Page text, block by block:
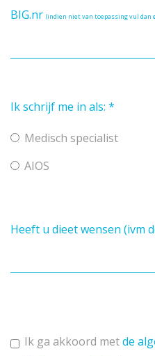
BIG.nr (indien niet van toepassing vul dan
Ik schrijf me in als: *
Medisch specialist
AIOS
Heeft u dieet wensen (ivm
Ik ga akkoord metde